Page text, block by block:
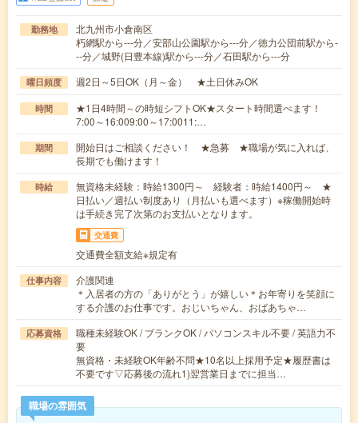
勤務地
北九州市小倉南区
朽網駅から---分／安部山公園駅から---分／徳力公団前駅から-
--分／城野(日豊本線)駅から---分／石田駅から---分
曜日頻度 週2日～5日OK（月～金） ★土日休みOK
時間
★1日4時間～の時短シフトOK★スタート時間選べます！
7:00～16:009:00～17:0011:…
期間
開始日はご相談ください！ ★急募 ★職場が気に入れば、
長期でも働けます！
時給
無資格未経験：時給1300円～ 経験者：時給1400円～ ★
日払い／週払い制度あり（月払いも選べます）※稼働開始時
は手続き完了次第のお支払いとなります。
交通費
交通費全額支給※規定有
仕事内容
介護関連
＊入居者の方の「ありがとう」が嬉しい＊お年寄りを笑顔に
する介護のお仕事です。おじいちゃん、おばあちゃ…
応募資格
職種未経験OK / ブランクOK / パソコンスキル不要 / 英語力不
要
無資格・未経験OK年齢不問★10名以上採用予定★履歴書は
不要です▽応募後の流れ1)翌営業日までに担当…
職場の雰囲気